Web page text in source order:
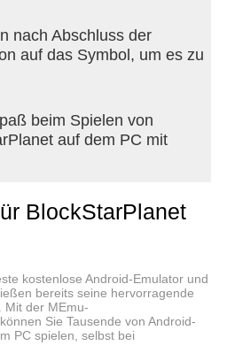
Spieler von der ganzen
nutzen - und dich
werden lassen. Bei
du deine Träume mit den
wundervollen Träumen von
Spielern erstellen,
- Teile deine
ihren Freunden, auf ihrer
sicheren Servern
unser fortschrittliches
überwacht. Das Spiel
bieten wir ein VIP-
Spieleerlebnis und
nach Abschluss der
auf das Symbol, um es zu
beim Spielen von
auf dem PC mit
BlockStarPlanet
kostenlose Android-Emulator und
bereits seine hervorragende
Mit der MEmu-
Sie Tausende von Android-
PC spielen, selbst bei